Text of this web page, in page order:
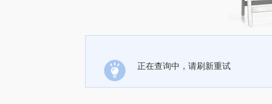
正在查询中，请刷新重试